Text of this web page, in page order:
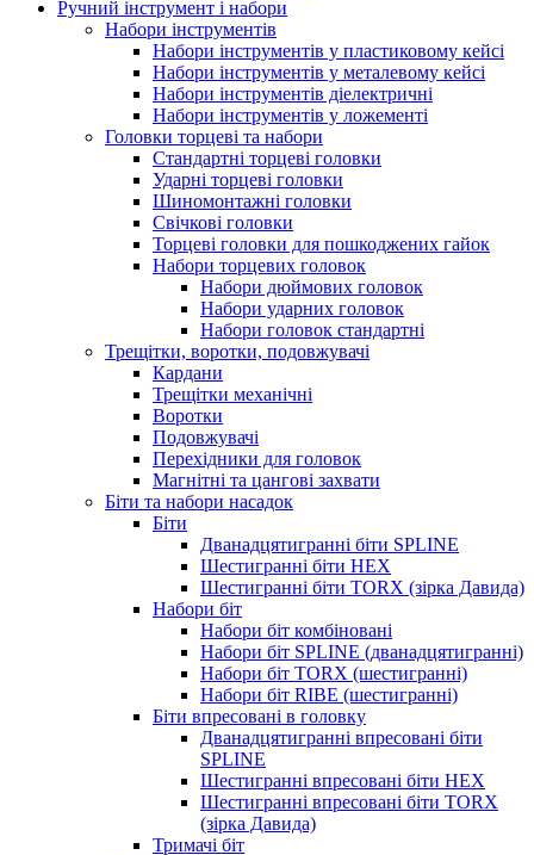
Ручний інструмент і набори
Набори інструментів
Набори інструментів у пластиковому кейсі
Набори інструментів у металевому кейсі
Набори інструментів діелектричні
Набори інструментів у ложементі
Головки торцеві та набори
Стандартні торцеві головки
Ударні торцеві головки
Шиномонтажні головки
Свічкові головки
Торцеві головки для пошкоджених гайок
Набори торцевих головок
Набори дюймових головок
Набори ударних головок
Набори головок стандартні
Трещітки, воротки, подовжувачі
Кардани
Трещітки механічні
Воротки
Подовжувачі
Перехідники для головок
Магнітні та цангові захвати
Біти та набори насадок
Біти
Дванадцятигранні біти SPLINE
Шестигранні біти HEX
Шестигранні біти TORX (зірка Давида)
Набори біт
Набори біт комбіновані
Набори біт SPLINE (дванадцятигранні)
Набори біт TORX (шестигранні)
Набори біт RIBE (шестигранні)
Біти впресовані в головку
Дванадцятигранні впресовані біти
SPLINE
Шестигранні впресовані біти HEX
Шестигранні впресовані біти TORX
(зірка Давида)
Тримачі біт